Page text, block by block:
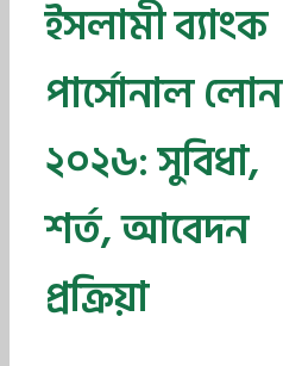
ইসলামী ব্যাংক
পার্সোনাল লোন
২০২৬: সুবিধা,
শর্ত, আবেদন
প্রক্রিয়া